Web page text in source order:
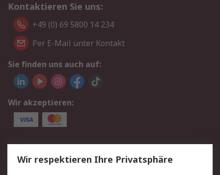
Kontaktieren Sie uns:
+49 (0) 69 5800 14 234
Per E-Mail unter Kontakt
Sie finden uns auch auf:
Wir akzeptieren:
Service
Value Added Services
Lieferlösungen
Wir respektieren Ihre Privatsphäre